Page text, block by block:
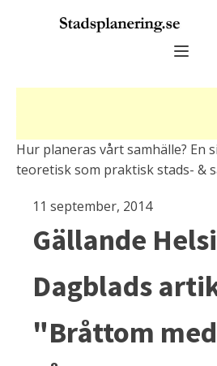
Hur planeras vårt samhälle? En
teoretisk som praktisk stads- &
11 september, 2014
Gällande
Dagblads
"Bråttom